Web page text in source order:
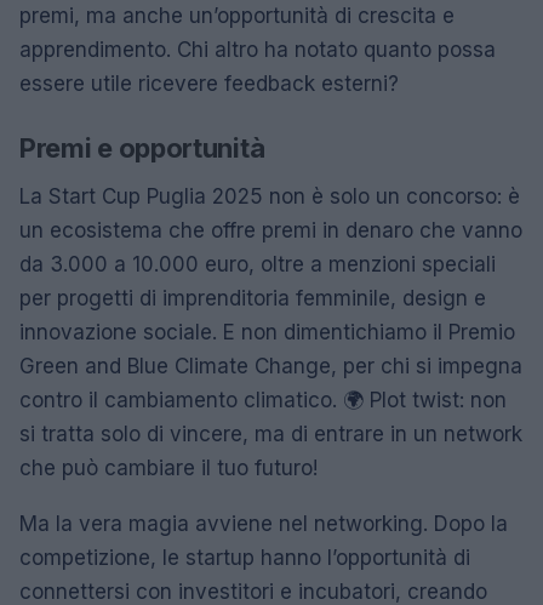
premi, ma anche un’opportunità di crescita e
apprendimento. Chi altro ha notato quanto possa
essere utile ricevere feedback esterni?
Premi e opportunità
La Start Cup Puglia 2025 non è solo un concorso: è
un ecosistema che offre premi in denaro che vanno
da 3.000 a 10.000 euro, oltre a menzioni speciali
per progetti di imprenditoria femminile, design e
innovazione sociale. E non dimentichiamo il Premio
Green and Blue Climate Change, per chi si impegna
contro il cambiamento climatico. 🌍 Plot twist: non
si tratta solo di vincere, ma di entrare in un network
che può cambiare il tuo futuro!
Ma la vera magia avviene nel networking. Dopo la
competizione, le startup hanno l’opportunità di
connettersi con investitori e incubatori, creando